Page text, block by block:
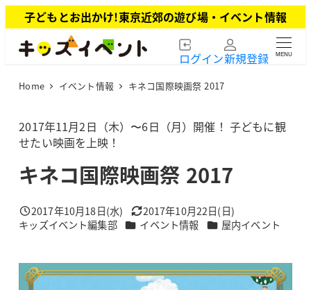
イ
子どもとお出かけ!東京近郊の遊び場・イベント情報
ログイン新規登録 MENU
Home イベント情報 キネコ国際映画祭 2017
2017年11月2日（木）〜6日（月）開催！ 子どもに観
せたい映画を上映！
キネコ国際映画祭 2017
投稿日
2017年10月18日(水) 更新日
2017年10月22日(日)
著
キッズイベント編集部 カテゴリー
イベント情報 カテゴリー
屋内イベント